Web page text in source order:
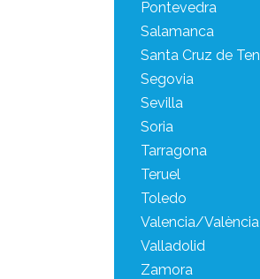
Pontevedra
Salamanca
Santa Cruz de
Segovia
Sevilla
Soria
Tarragona
Teruel
Toledo
Valencia/València
Valladolid
Zamora